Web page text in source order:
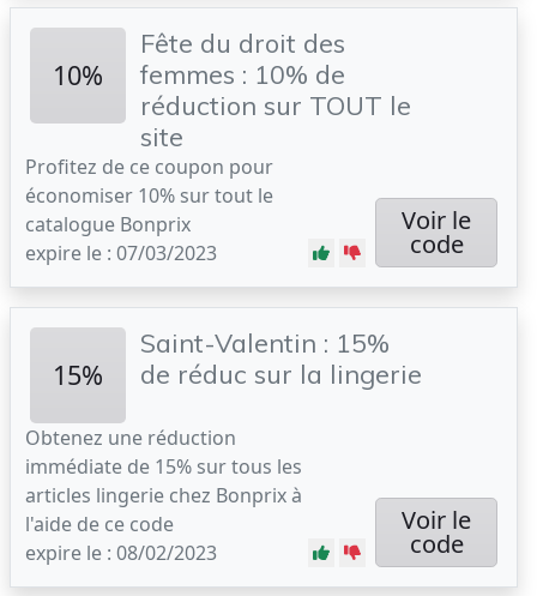
10%
Fête du droit des
femmes : 10% de
réduction sur TOUT le
site
Profitez de ce coupon pour
économiser 10% sur tout le
catalogue Bonprix
expire le : 07/03/2023
Voir le
code
15%
Saint-Valentin : 15%
de réduc sur la lingerie
Obtenez une réduction
immédiate de 15% sur tous les
articles lingerie chez Bonprix à
l'aide de ce code
expire le : 08/02/2023
Voir le
code